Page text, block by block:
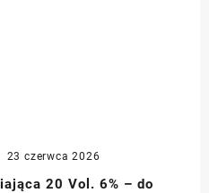
23 czerwca 2026
20 Vol. 6% – do